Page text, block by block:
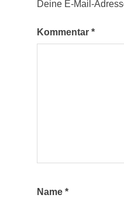
Deine E-Mail-
Kommentar *
Name *